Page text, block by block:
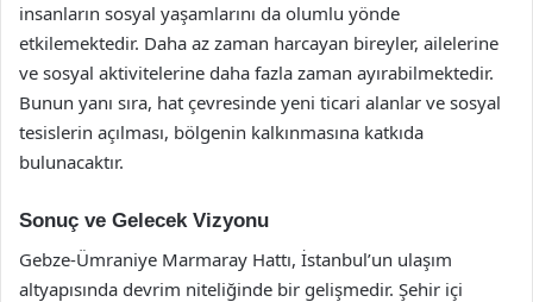
insanların sosyal yaşamlarını da olumlu yönde
etkilemektedir. Daha az zaman harcayan bireyler, ailelerine
ve sosyal aktivitelerine daha fazla zaman ayırabilmektedir.
Bunun yanı sıra, hat çevresinde yeni ticari alanlar ve sosyal
tesislerin açılması, bölgenin kalkınmasına katkıda
bulunacaktır.
Sonuç ve Gelecek Vizyonu
Gebze-Ümraniye Marmaray Hattı, İstanbul’un ulaşım
altyapısında devrim niteliğinde bir gelişmedir. Şehir içi